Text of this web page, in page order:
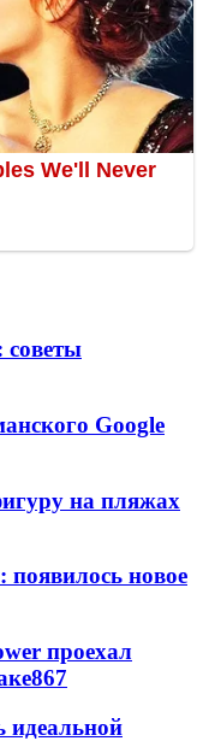
Google
на пляжах
новое
проехал
867
идеальной